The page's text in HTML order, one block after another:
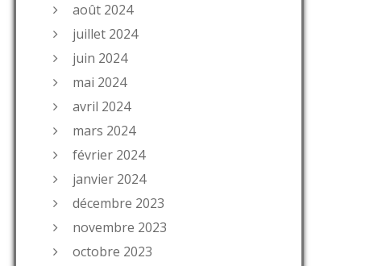
août 2024
juillet 2024
juin 2024
mai 2024
avril 2024
mars 2024
février 2024
janvier 2024
décembre 2023
novembre 2023
octobre 2023